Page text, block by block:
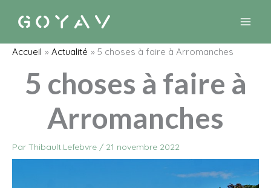
Accueil
Actualité 5 choses à faire à Arromanches
5 choses à faire à
Arromanches
Par Thibault.Lefebvre / 21 novembre 2022